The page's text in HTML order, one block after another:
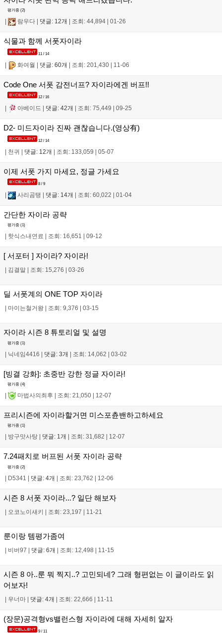
평가중 (2)
람우다 댓글: 12개 조회: 44,894 01-26
식물과 함께 서폿자이라
11 / 14
| 화여월 | 댓글: 60개 | 조회: 201,430 | 11-06
Code One 서폿 감전너프? 자이라에겐 버프!!
12 / 16
아베이드 댓글: 42개 조회: 75,449 09-25
D2- 미드자이라 진짜 괜찮습니다.(영상有)
12 / 14
| 천귀 | 댓글: 12개 | 조회: 133,059 | 05-07
이제 서폿 가지 마세요, 정글 가세요
8 / 9
사리곰탱 댓글: 14개 조회: 60,022 01-04
간단한 자이라 공략
평가중 (1)
핫식스내연료 조회: 16,651 09-12
[ 서포터 ] 자이라? 자이라!
김결말 조회: 15,276 03-26
딜 서폿계의 ONE TOP 자이라
마이는철거왕 조회: 9,376 03-15
자이라 시즌 8 튜토리얼 및 설명
평가중 (1)
| 닉네임4416 | 댓글: 3개 | 조회: 14,062 | 03-02
[빙결 강화]: 초중반 강한 정글 자이라!
평가중 (4)
마법사의최후 조회: 21,050 12-07
프리시즌에 자이라할거면 미스포츈밴하고하세요
평가중 (1)
방구맛사탕 댓글: 1개 조회: 31,682 12-07
7.24패치로 버프된 서폿 자이라 공략
평가중 (2)
| D5341 | 댓글: 4개 | 조회: 23,762 | 12-06
시즌 8 서폿 자이라...? 일단 해보자
| 오코노이새키 | 조회: 23,197 | 11-21
룬이랑 템평가좀여
| 비버97 | 댓글: 6개 | 조회: 12,498 | 11-15
시즌 8 아..룬 뭐 찍지..? 고민되네? 그래 형편없는 이 글이라도 읽
어보자!
| 우너마 | 댓글: 4개 | 조회: 22,666 | 11-11
(장문)공격형vs밸런스형 자이라에 대해 자세히 알자
9 / 11